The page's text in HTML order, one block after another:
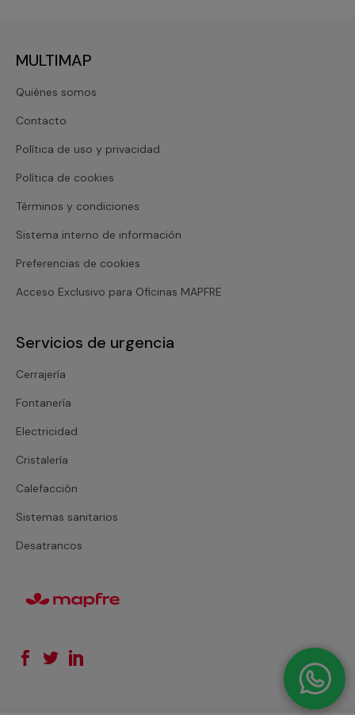
MULTIMAP
Quiénes somos
Contacto
Política de uso y privacidad
Política de cookies
Términos y condiciones
Sistema interno de información
Preferencias de cookies
Acceso Exclusivo para Oficinas MAPFRE
Servicios de urgencia
Cerrajería
Fontanería
Electricidad
Cristalería
Calefacción
Sistemas sanitarios
Desatrancos